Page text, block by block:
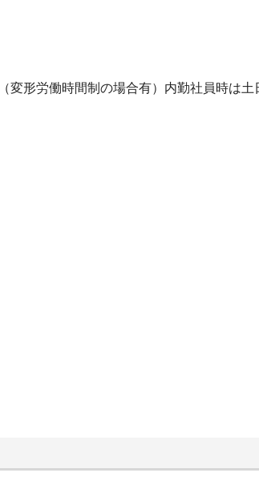
変形労働時間制の場合有）内勤社員時は